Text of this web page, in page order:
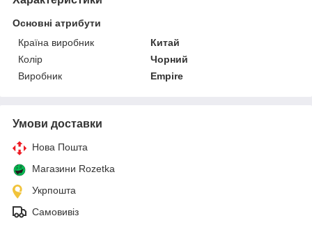
Основні атрибути
Країна виробник
Китай
Колір
Чорний
Виробник
Empire
Умови доставки
Нова Пошта
Магазини Rozetka
Укрпошта
Самовивіз